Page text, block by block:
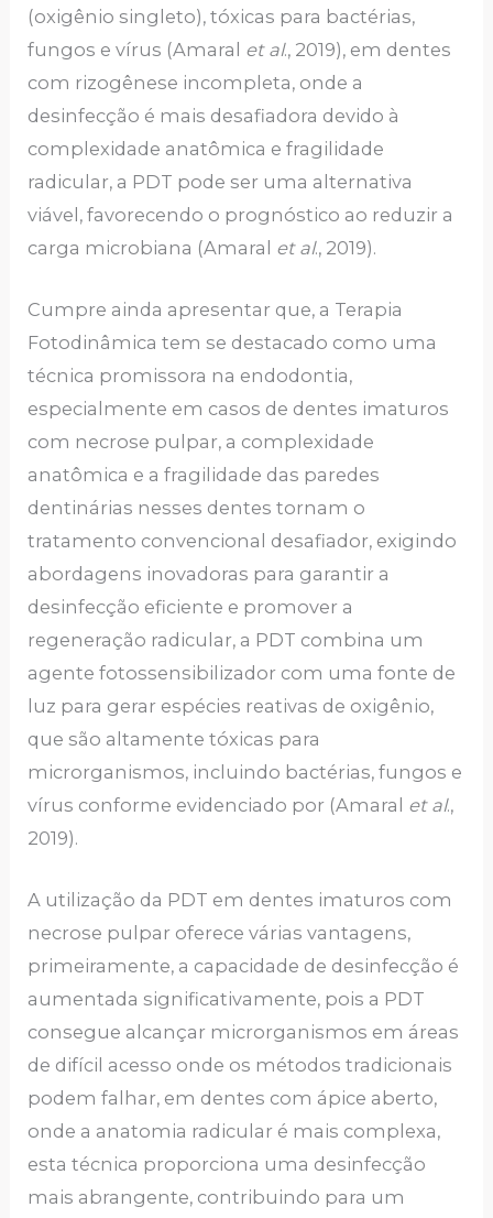
(oxigênio singleto), tóxicas para bactérias,
fungos e vírus (Amaral et al., 2019), em dentes
com rizogênese incompleta, onde a
desinfecção é mais desafiadora devido à
complexidade anatômica e fragilidade
radicular, a PDT pode ser uma alternativa
viável, favorecendo o prognóstico ao reduzir a
carga microbiana (Amaral et al., 2019).
Cumpre ainda apresentar que, a Terapia
Fotodinâmica tem se destacado como uma
técnica promissora na endodontia,
especialmente em casos de dentes imaturos
com necrose pulpar, a complexidade
anatômica e a fragilidade das paredes
dentinárias nesses dentes tornam o
tratamento convencional desafiador, exigindo
abordagens inovadoras para garantir a
desinfecção eficiente e promover a
regeneração radicular, a PDT combina um
agente fotossensibilizador com uma fonte de
luz para gerar espécies reativas de oxigênio,
que são altamente tóxicas para
microrganismos, incluindo bactérias, fungos e
vírus conforme evidenciado por (Amaral et al.,
2019).
A utilização da PDT em dentes imaturos com
necrose pulpar oferece várias vantagens,
primeiramente, a capacidade de desinfecção é
aumentada significativamente, pois a PDT
consegue alcançar microrganismos em áreas
de difícil acesso onde os métodos tradicionais
podem falhar, em dentes com ápice aberto,
onde a anatomia radicular é mais complexa,
esta técnica proporciona uma desinfecção
mais abrangente, contribuindo para um